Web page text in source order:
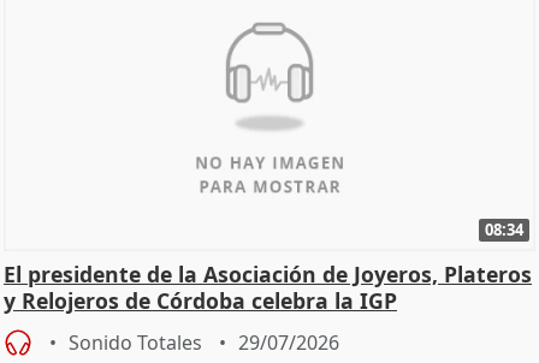
08:34
El presidente de la Asociación de Joyeros, Plateros
y Relojeros de Córdoba celebra la IGP
Sonido Totales 29/07/2026